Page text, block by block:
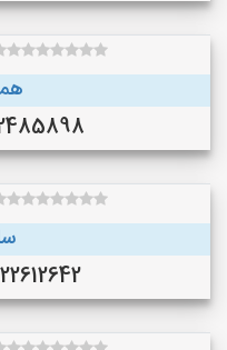
09122612642